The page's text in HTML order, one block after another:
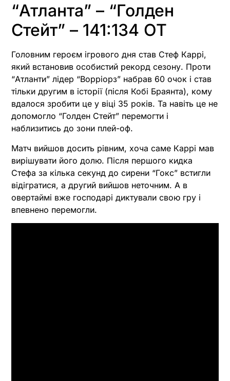
“Атланта” – “Голден
Стейт” – 141:134 OT
Головним героєм ігрового дня став Стеф Каррі,
який встановив особистий рекорд сезону. Проти
“Атланти” лідер “Ворріорз” набрав 60 очок і став
тільки другим в історії (після Кобі Браянта), кому
вдалося зробити це у віці 35 років. Та навіть це не
допомогло “Голден Стейт” перемогти і
наблизитись до зони плей-оф.
Матч вийшов досить рівним, хоча саме Каррі мав
вирішувати його долю. Після першого кидка
Стефа за кілька секунд до сирени “Гокс” встигли
відігратися, а другий вийшов неточним. А в
овертаймі вже господарі диктували свою гру і
впевнено перемогли.